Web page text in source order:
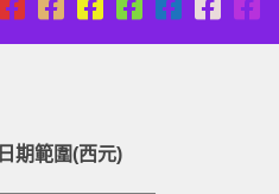
日期範圍(西元)